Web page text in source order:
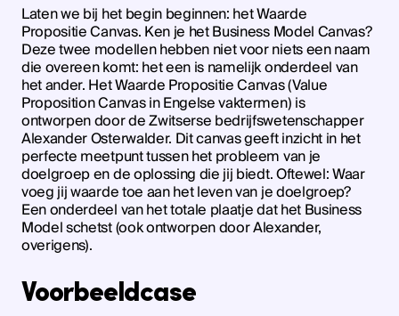
Laten we bij het begin beginnen: het Waarde
Propositie Canvas. Ken je het Business Model Canvas?
Deze twee modellen hebben niet voor niets een naam
die overeen komt: het een is namelijk onderdeel van
het ander. Het Waarde Propositie Canvas (Value
Proposition Canvas in Engelse vaktermen) is
ontworpen door de Zwitserse bedrijfswetenschapper
Alexander Osterwalder. Dit canvas geeft inzicht in het
perfecte meetpunt tussen het probleem van je
doelgroep en de oplossing die jij biedt. Oftewel: Waar
voeg jij waarde toe aan het leven van je doelgroep?
Een onderdeel van het totale plaatje dat het Business
Model schetst (ook ontworpen door Alexander,
overigens).
Voorbeeldcase